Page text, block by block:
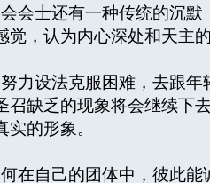
士还有一种传统的沉默
，认为内心深处和天主
设法克服困难，去跟年
缺乏的现象将会继续下
的形象。
自己的团体中，彼此能